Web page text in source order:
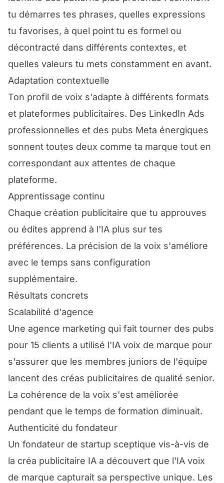
tu démarres tes phrases, quelles expressions
tu favorises, à quel point tu es formel ou
décontracté dans différents contextes, et
quelles valeurs tu mets constamment en avant.
Adaptation contextuelle
Ton profil de voix s'adapte à différents formats
et plateformes publicitaires. Des LinkedIn Ads
professionnelles et des pubs Meta énergiques
sonnent toutes deux comme ta marque tout en
correspondant aux attentes de chaque
plateforme.
Apprentissage continu
Chaque création publicitaire que tu approuves
ou édites apprend à l'IA plus sur tes
préférences. La précision de la voix s'améliore
avec le temps sans configuration
supplémentaire.
Résultats concrets
Scalabilité d'agence
Une agence marketing qui fait tourner des pubs
pour 15 clients a utilisé l'IA voix de marque pour
s'assurer que les membres juniors de l'équipe
lancent des créas publicitaires de qualité senior.
La cohérence de la voix s'est améliorée
pendant que le temps de formation diminuait.
Authenticité du fondateur
Un fondateur de startup sceptique vis-à-vis de
la créa publicitaire IA a découvert que l'IA voix
de marque capturait sa perspective unique. Les